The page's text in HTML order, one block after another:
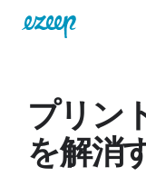
プリン
を解消